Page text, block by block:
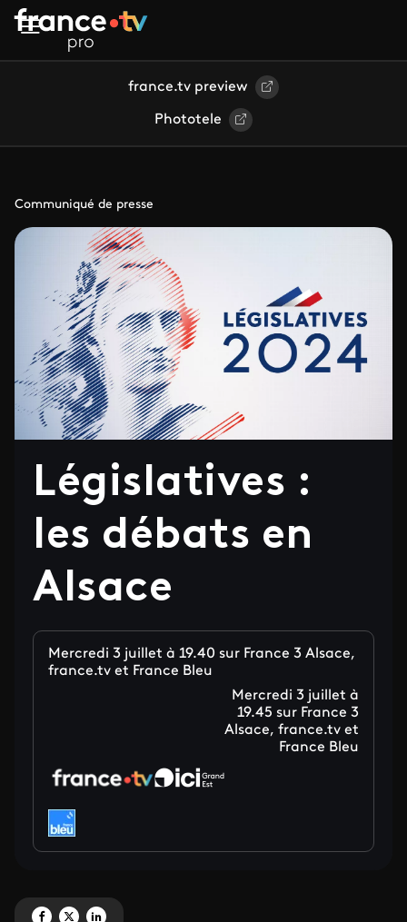
Aller au contenu principal
france.tv preview
Phototele
Communiqué de presse
Législatives :
les débats en
Alsace
Mercredi 3 juillet à 19.40 sur France 3 Alsace,
france.tv et France Bleu
Mercredi 3 juillet à
19.45 sur France 3
Alsace, france.tv et
France Bleu
Partagez 'Législatives : les débats en Alsace' sur Facebook
Partagez 'Législatives : les débats en Alsace' sur X
Partagez 'Législatives : les débats en Alsace' sur LinkedIn